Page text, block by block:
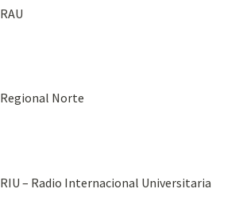
RAU
Regional Norte
RIU – Radio Internacional Universitaria